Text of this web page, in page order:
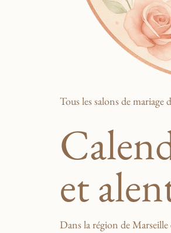
Tous les salons de mariage
et
Dans‍ la région ⁤de